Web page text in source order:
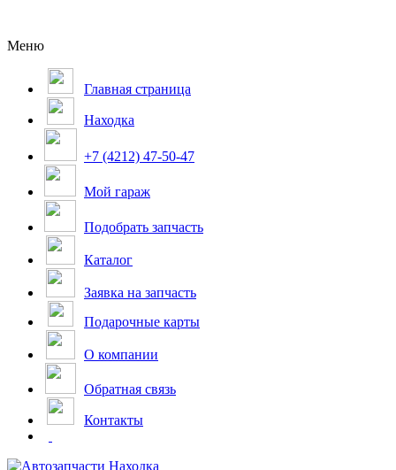
Меню
Главная страница
Находка
+7 (4212) 47-50-47
Мой гараж
Подобрать запчасть
Каталог
Заявка на запчасть
Подарочные карты
О компании
Обратная связь
Контакты